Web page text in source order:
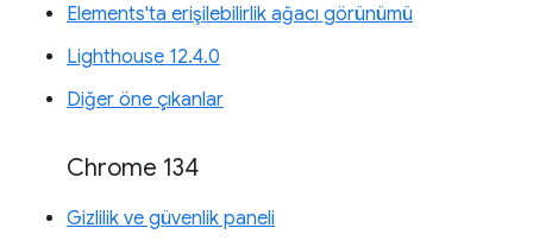
Elements'ta erişilebilirlik ağacı görünümü
Lighthouse 12.4.0
Diğer öne çıkanlar
Chrome 134
Gizlilik ve güvenlik paneli